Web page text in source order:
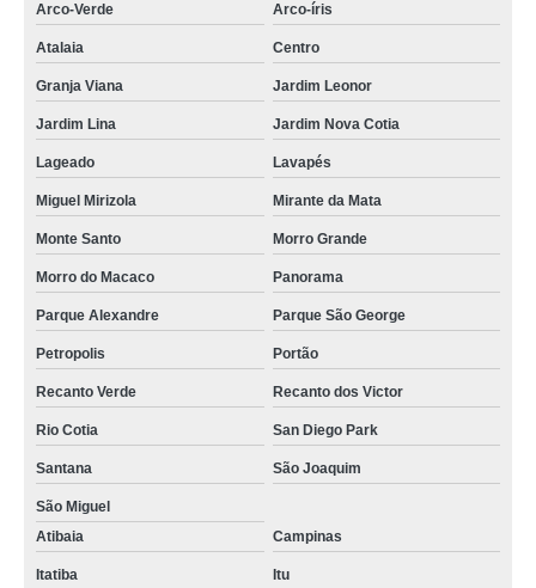
Arco-Verde
Arco-íris
Atalaia Centro
Granja Viana Jardim Leonor
Jardim Lina Jardim Nova Cotia
Lageado Lavapés
Miguel Mirizola Mirante da Mata
Monte Santo Morro Grande
Morro do Macaco Panorama
Parque Alexandre Parque São George
Petropolis Portão
Recanto Verde Recanto dos Victor
Rio Cotia San Diego Park
Santana São Joaquim
São Miguel
Atibaia
Campinas
Itatiba Itu